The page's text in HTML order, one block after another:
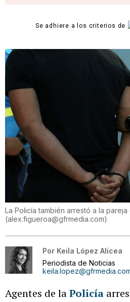
Se adhiere a los criterios de
La Policía también arrestó a la
(alex.figueroa@gfrmedia.com)
Por Keila López Alicea
Periodista de Noticias
Agentes de laPolicía